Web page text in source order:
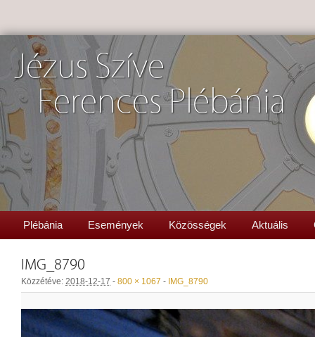
Jézus Szíve
Ferences Plébánia
Plébánia Események Közösségek Aktuális
IMG_8790
Közzétéve: 2018-12-17 - 800 × 1067 - IMG_8790